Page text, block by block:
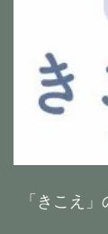
「きこえ